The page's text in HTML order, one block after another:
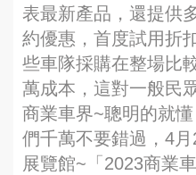
表最新產品，還提供
約優惠，首度試用折
些車隊採購在整場比
萬成本，這對一般民
商業車界~聰明的就
們千萬不要錯過，4
展覽館~「2023商業